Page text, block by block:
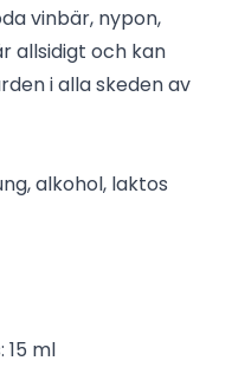
vinbär, nypon,
allsidigt och kan
i alla skeden av
alkohol, laktos
15 ml